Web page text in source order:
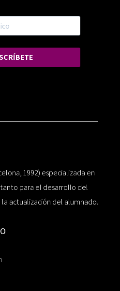
1992) especializada en
para el desarrollo del
actualización del alumnado.